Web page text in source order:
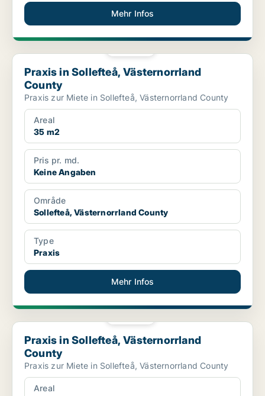
Mehr Infos
Praxis in Sollefteå, Västernorrland County
Praxis in Sollefteå, Västernorrland
County
Praxis zur Miete in Sollefteå, Västernorrland County
Areal
35 m2
Pris pr. md.
Keine Angaben
Område
Sollefteå, Västernorrland County
Type
Praxis
Mehr Infos
Praxis in Sollefteå, Västernorrland County
Praxis in Sollefteå, Västernorrland
County
Praxis zur Miete in Sollefteå, Västernorrland County
Areal